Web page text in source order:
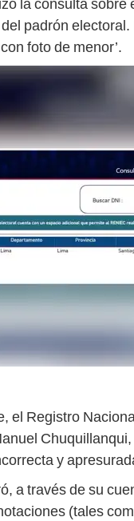
la consulta
padrón
foto de menor’.
el Registro
y
a través de su
(tales